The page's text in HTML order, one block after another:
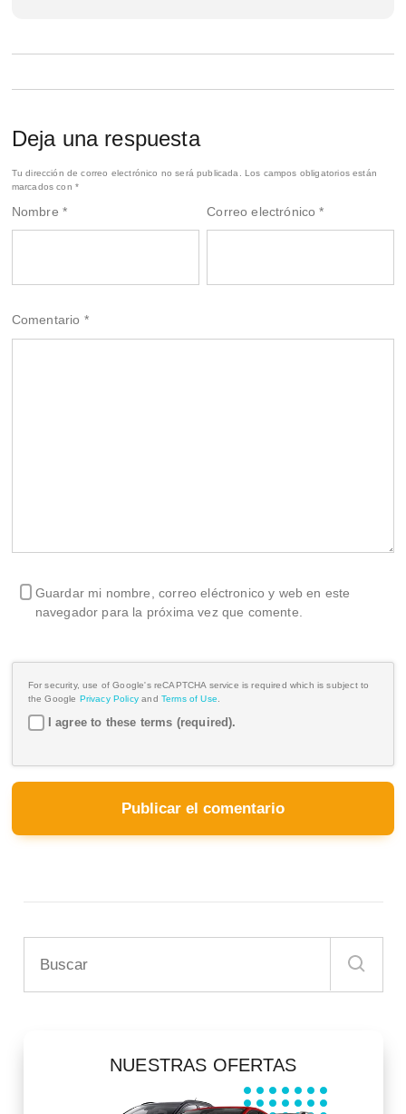
Deja una respuesta
Tu dirección de correo electrónico no será publicada.
Los campos obligatorios están
marcados con *
Nombre * Correo electrónico*
Comentario *
Guardar mi nombre, correo eléctronico y web en este
navegador para la próxima vez que comente.
For security, use of Google's reCAPTCHA service is required which is subject to
the Google Privacy Policy and Terms of Use
I agree to these terms (required).
NUESTRAS OFERTAS